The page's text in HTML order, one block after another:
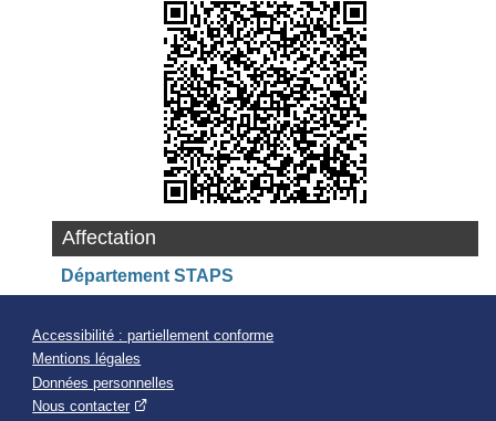
Affectation
Département STAPS
Accessibilité : partiellement conforme
Mentions légales
Données personnelles
Nous contacter